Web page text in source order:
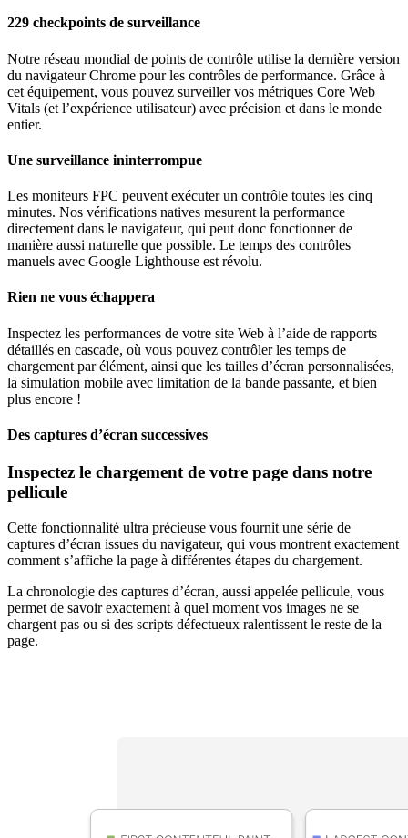
229 checkpoints de surveillance
Notre réseau mondial de points de contrôle utilise la dernière version
du navigateur Chrome pour les contrôles de performance. Grâce à
cet équipement, vous pouvez surveiller vos métriques Core Web
Vitals (et l’expérience utilisateur) avec précision et dans le monde
entier.
Une surveillance ininterrompue
Les moniteurs FPC peuvent exécuter un contrôle toutes les cinq
minutes. Nos vérifications natives mesurent la performance
directement dans le navigateur, qui peut donc fonctionner de
manière aussi naturelle que possible. Le temps des contrôles
manuels avec Google Lighthouse est révolu.
Rien ne vous échappera
Inspectez les performances de votre site Web à l’aide de rapports
détaillés en cascade, où vous pouvez contrôler les temps de
chargement par élément, ainsi que les tailles d’écran personnalisées,
la simulation mobile avec limitation de la bande passante, et bien
plus encore !
Des captures d’écran successives
Inspectez le chargement de votre page dans notre
pellicule
Cette fonctionnalité ultra précieuse vous fournit une série de
captures d’écran issues du navigateur, qui vous montrent exactement
comment s’affiche la page à différentes étapes du chargement.
La chronologie des captures d’écran, aussi appelée pellicule, vous
permet de savoir exactement à quel moment vos images ne se
chargent pas ou si des scripts défectueux ralentissent le reste de la
page.